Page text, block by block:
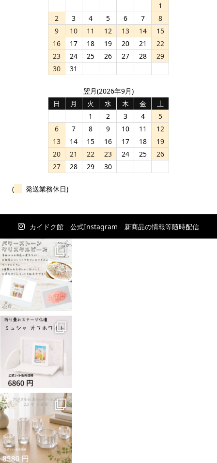
1
2
3 4 5 6 7
8
9
10 11 12 13 14
15
16
17 18 19 20 21
22
23
24 25 26 27 28
29
30
31
翌月(2026年9月)
日
月 火 水 木 金
土
1
2 3 4
5
6
7 8 9 10 11
12
13
14 15 16 17 18
19
20
21 22 23 24 25
26
27
28 29 30
( 発送業務休日)
カイドク館 公式Instagram 新商品の情報等随時配信